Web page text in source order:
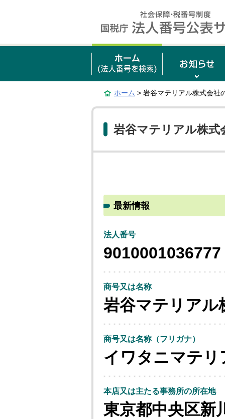
ホーム > 岩谷マテリアル株式会社
岩谷マテリアル株式
最新情報
法人番号
9010001036777
商号又は名称
岩谷マテリアル
商号又は名称（フリガナ）
イワタニマテリ
本店又は主たる事務所の所在地
東京都中央区新